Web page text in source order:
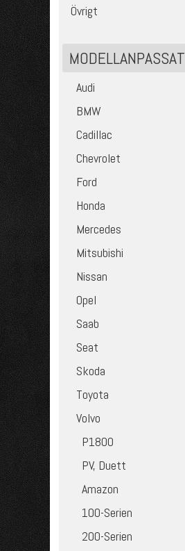
Övrigt
MODELLANPASSAT
Audi
BMW
Cadillac
Chevrolet
Ford
Honda
Mercedes
Mitsubishi
Nissan
Opel
Saab
Seat
Skoda
Toyota
Volvo
P1800
PV, Duett
Amazon
100-Serien
200-Serien